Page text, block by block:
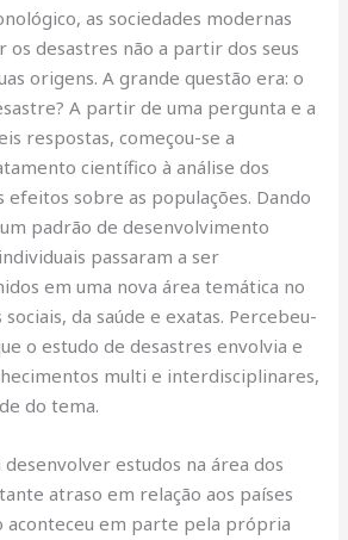
as sociedades modernas
os desastres não a partir dos seus
origens. A grande questão era: o
A partir de uma pergunta e a
respostas, começou-se a
científico à análise dos
efeitos sobre as populações. Dando
padrão de desenvolvimento
passaram a ser
em uma nova área temática no
da saúde e exatas. Percebeu-
o estudo de desastres envolvia e
multi e interdisciplinares,
do tema.
desenvolver estudos na área dos
atraso em relação aos países
aconteceu em parte pela própria